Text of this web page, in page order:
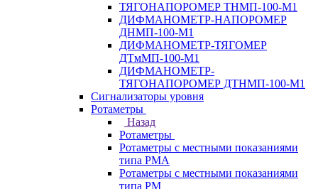
ТЯГОНАПОРОМЕР ТНМП-100-М1
ДИФМАНОМЕТР-НАПОРОМЕР
ДНМП-100-М1
ДИФМАНОМЕТР-ТЯГОМЕР
ДТмМП-100-М1
ДИФМАНОМЕТР-
ТЯГОНАПОРОМЕР ДТНМП-100-М1
Сигнализаторы уровня
Ротаметры
Назад
Ротаметры
Ротаметры с местными показаниями
типа РМА
Ротаметры с местными показаниями
типа РМ